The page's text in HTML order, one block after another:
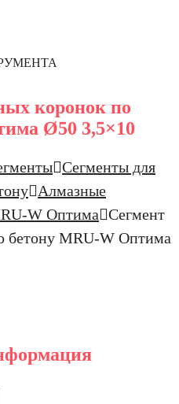
коронок по
Ø50 3,5×10
Сегменты для
Алмазные
W Оптима Сегмент
бетону MRU-W Оптима